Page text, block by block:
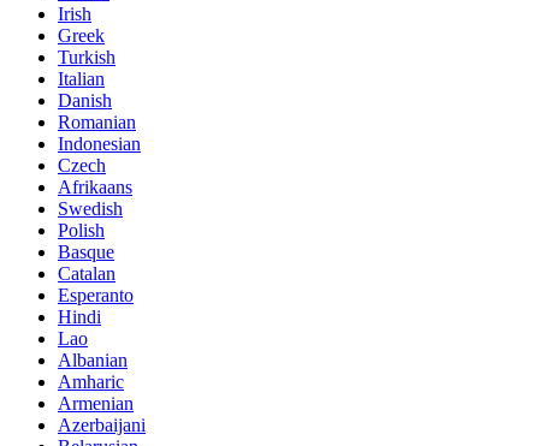
Irish
Greek
Turkish
Italian
Danish
Romanian
Indonesian
Czech
Afrikaans
Swedish
Polish
Basque
Catalan
Esperanto
Hindi
Lao
Albanian
Amharic
Armenian
Azerbaijani